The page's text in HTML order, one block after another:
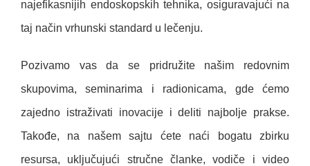
najefikasnijih endoskopskih tehnika, osiguravajući na
taj način vrhunski standard u lečenju.
Pozivamo vas da se pridružite našim redovnim
skupovima, seminarima i radionicama, gde ćemo
zajedno istraživati inovacije i deliti najbolje prakse.
Takođe, na našem sajtu ćete naći bogatu zbirku
resursa, uključujući stručne članke, vodiče i video